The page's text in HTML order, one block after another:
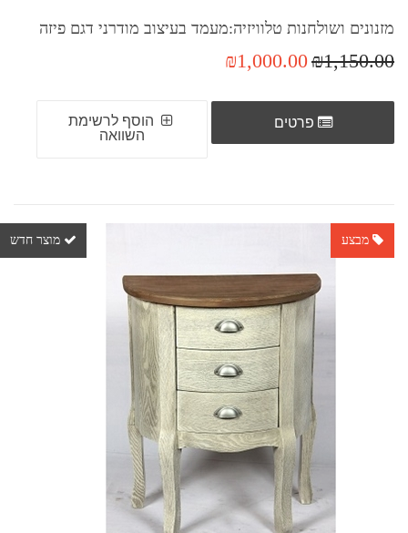
מזנונים ושולחנות טלוויזיה:מעמד בעיצוב מודרני דגם פיזה
₪1,150.00
₪1,000.00
פרטים
הוסף לרשימת
השוואה
מוצר חדש מבצע